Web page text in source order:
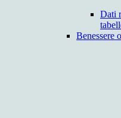
Dati
Benessere